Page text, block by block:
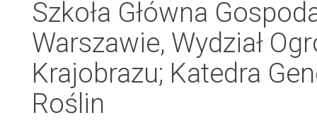
Szkoła Główna
Warszawie, Wydział
Krajobrazu; Katedra
Roślin